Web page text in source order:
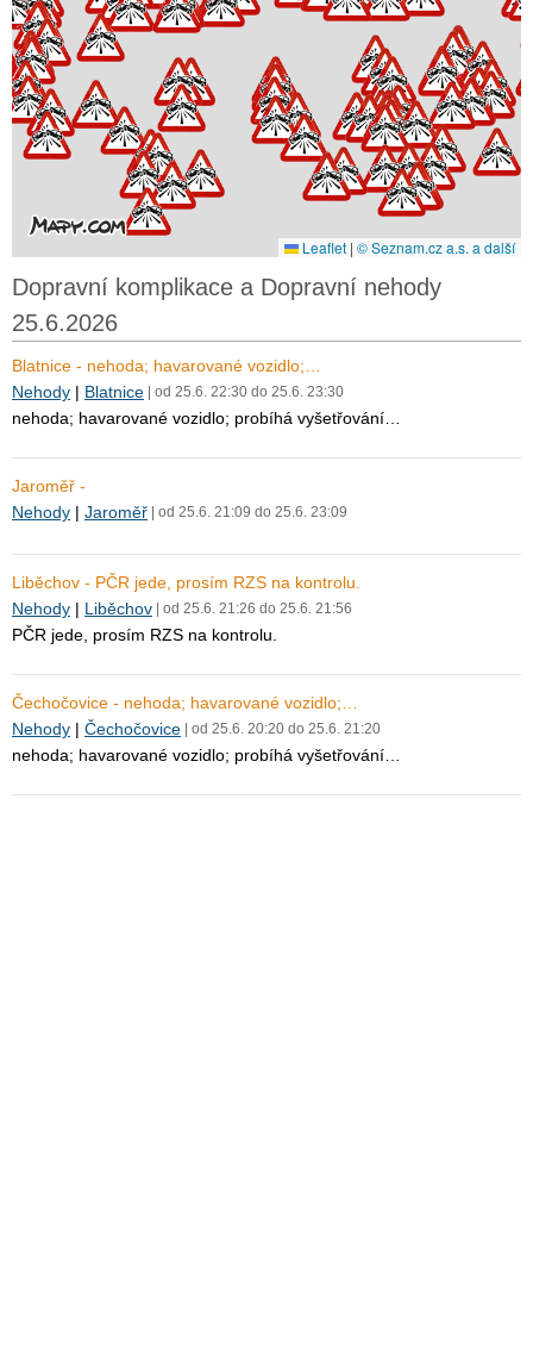
Leaflet | © Seznam.cz a.s. a další
Dopravní komplikace a Dopravní nehody
25.6.2026
Blatnice - nehoda; havarované vozidlo;…
Nehody | Blatnice | od 25.6. 22:30 do 25.6. 23:30
nehoda; havarované vozidlo; probíhá vyšetřování…
Jaroměř -
Nehody | Jaroměř | od 25.6. 21:09 do 25.6. 23:09
Liběchov - PČR jede, prosím RZS na kontrolu.
Nehody | Liběchov | od 25.6. 21:26 do 25.6. 21:56
PČR jede, prosím RZS na kontrolu.
Čechočovice - nehoda; havarované vozidlo;…
Nehody | Čechočovice | od 25.6. 20:20 do 25.6. 21:20
nehoda; havarované vozidlo; probíhá vyšetřování…